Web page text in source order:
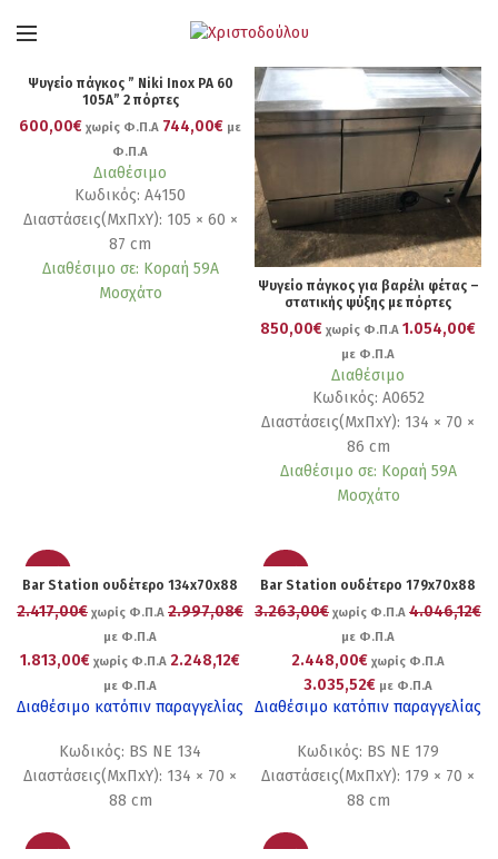
Ψυγείο πάγκος ” Niki Inox PA 60
105A” 2 πόρτες
600,00€ χωρίς Φ.Π.Α 744,00€ με
Φ.Π.Α
Διαθέσιμο
Κωδικός: Α4150
Διαστάσεις(ΜxΠxΥ): 105 × 60 ×
87 cm
Διαθέσιμο σε: Κοραή 59Α
Μοσχάτο
Ψυγείο πάγκος για βαρέλι φέτας –
στατικής ψύξης με πόρτες
850,00€ χωρίς Φ.Π.Α 1.054,00€
με Φ.Π.Α
Διαθέσιμο
Κωδικός: Α0652
Διαστάσεις(ΜxΠxΥ): 134 × 70 ×
86 cm
Διαθέσιμο σε: Κοραή 59Α
Μοσχάτο
Bar Station ουδέτερο 134x70x88
2.417,00€ χωρίς Φ.Π.Α 2.997,08€
με Φ.Π.Α
1.813,00€ χωρίς Φ.Π.Α 2.248,12€
με Φ.Π.Α
Διαθέσιμο κατόπιν παραγγελίας
Κωδικός: BS NE 134
Διαστάσεις(ΜxΠxΥ): 134 × 70 ×
88 cm
Bar Station ουδέτερο 179x70x88
3.263,00€ χωρίς Φ.Π.Α 4.046,12€
με Φ.Π.Α
2.448,00€ χωρίς Φ.Π.Α
3.035,52€ με Φ.Π.Α
Διαθέσιμο κατόπιν παραγγελίας
Κωδικός: BS NE 179
Διαστάσεις(ΜxΠxΥ): 179 × 70 ×
88 cm